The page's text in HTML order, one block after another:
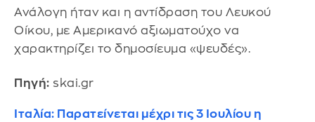
Ανάλογη ήταν και η αντίδραση του Λευκού
Οίκου, με Αμερικανό αξιωματούχο να
χαρακτηρίζει το δημοσίευμα «ψευδές».
Πηγή: skai.gr
Ιταλία: Παρατείνεται μέχρι τις 3 Ιουλίου η